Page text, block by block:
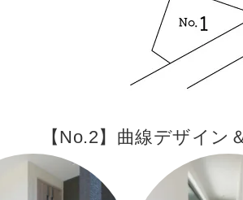
【No.2】曲線デザイン